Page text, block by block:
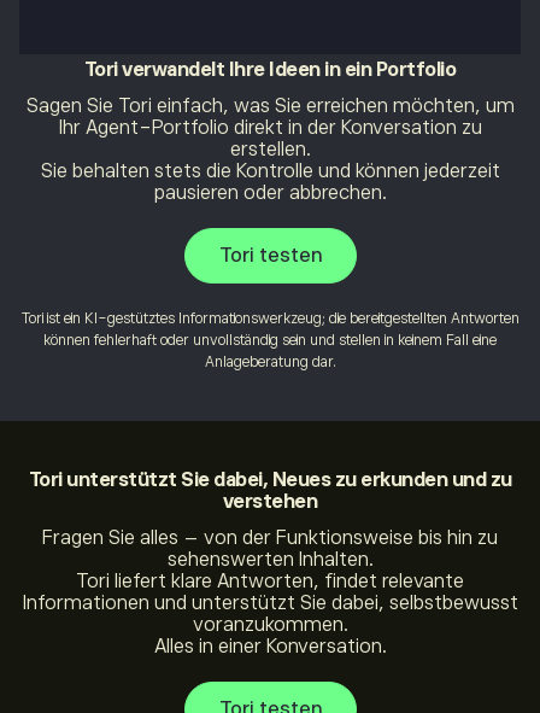
Toriverwandelt Ihre Ideen in ein Portfolio
Sagen Sie Tori einfach, was Sie erreichen möchten, um
Ihr Agent-Portfolio direkt in der Konversation zu
erstellen.
Sie behalten stets die Kontrolle und können jederzeit
pausieren oder abbrechen.
Tori testen
Tori ist ein KI-gestütztes Informationswerkzeug; die bereitgestellten Antworten
können fehlerhaft oder unvollständig sein und stellen in keinem Fall eine
Anlageberatung dar.
Tori unterstützt Sie dabei, Neues zu erkunden und zu
verstehen
Fragen Sie alles – von der Funktionsweise bis hin zu
sehenswerten Inhalten.
Tori liefert klare Antworten, findet relevante
Informationen und unterstützt Sie dabei, selbstbewusst
voranzukommen.
Alles in einer Konversation.